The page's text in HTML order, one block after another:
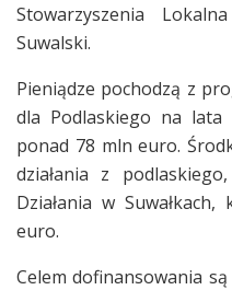
Stowarzyszenia
Suwalski.
Pieniądze pochodzą z
dla Podlaskiego na lata
ponad 78 mln euro.
działania z
Działania w
euro.
Celem dofinansowania